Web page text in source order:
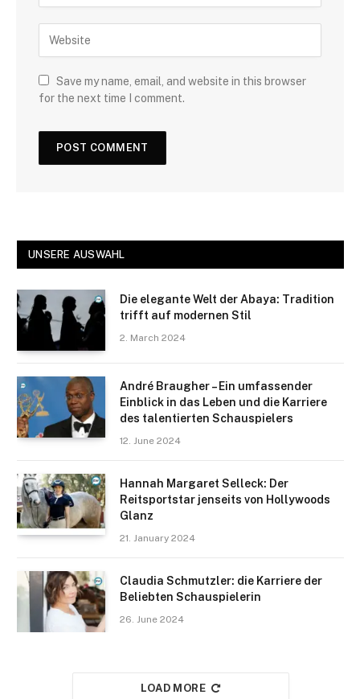
Save my name, email, and website in this browser
for the next time I comment.
UNSERE AUSWAHL
Die elegante Welt der Abaya: Tradition
trifft auf modernen Stil
2. March 2024
André Braugher – Ein umfassender
Einblick in das Leben und die Karriere
des talentierten Schauspielers
12. June 2024
Hannah Margaret Selleck: Der
Reitsportstar jenseits von Hollywoods
Glanz
21. January 2024
Claudia Schmutzler: die Karriere der
Beliebten Schauspielerin
26. June 2024
LOAD MORE